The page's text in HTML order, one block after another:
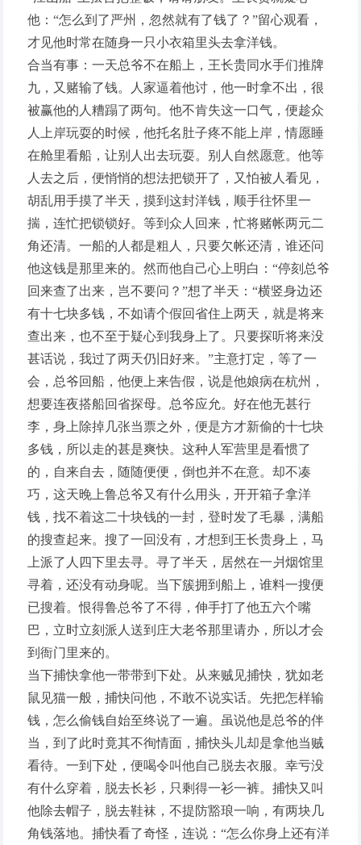
他：“怎么到了严州，忽然就有了钱了？”留心观看，
才见他时常在随身一只小衣箱里头去拿洋钱。
合当有事：一天总爷不在船上，王长贵同水手们推牌
九，又赌输了钱。人家逼着他讨，他一时拿不出，很
被赢他的人糟蹋了两句。他不肯失这一口气，便趁众
人上岸玩耍的时候，他托名肚子疼不能上岸，情愿睡
在舱里看船，让别人出去玩耍。别人自然愿意。他等
人去之后，便悄悄的想法把锁开了，又怕被人看见，
胡乱用手摸了半天，摸到这封洋钱，顺手往怀里一
揣，连忙把锁锁好。等到众人回来，忙将赌帐两元二
角还清。一船的人都是粗人，只要欠帐还清，谁还问
他这钱是那里来的。然而他自己心上明白：“停刻总爷
回来查了出来，岂不要问？”想了半天：“横竖身边还
有十七块多钱，不如请个假回省住上两天，就是将来
查出来，也不至于疑心到我身上了。只要探听将来没
甚话说，我过了两天仍旧好来。”主意打定，等了一
会，总爷回船，他便上来告假，说是他娘病在杭州，
想要连夜搭船回省探母。总爷应允。好在他无甚行
李，身上除掉几张当票之外，便是方才新偷的十七块
多钱，所以走的甚是爽快。这种人军营里是看惯了
的，自来自去，随随便便，倒也并不在意。却不凑
巧，这天晚上鲁总爷又有什么用头，开开箱子拿洋
钱，找不着这二十块钱的一封，登时发了毛暴，满船
的搜查起来。搜了一回没有，才想到王长贵身上，马
上派了人四下里去寻。寻了半天，居然在一爿烟馆里
寻着，还没有动身呢。当下簇拥到船上，谁料一搜便
已搜着。恨得鲁总爷了不得，伸手打了他五六个嘴
巴，立时立刻派人送到庄大老爷那里请办，所以才会
到衙门里来的。
当下捕快拿他一带带到下处。从来贼见捕快，犹如老
鼠见猫一般，捕快问他，不敢不说实话。先把怎样输
钱，怎么偷钱自始至终说了一遍。虽说他是总爷的伴
当，到了此时竟其不徇情面，捕快头儿却是拿他当贼
看待。一到下处，便喝令叫他自己脱去衣服。幸亏没
有什么穿着，脱去长衫，只剩得一衫一裤。捕快又叫
他除去帽子，脱去鞋袜，不提防豁琅一响，有两块几
角钱落地。捕快看了奇怪，连说：“怎么你身上还有洋